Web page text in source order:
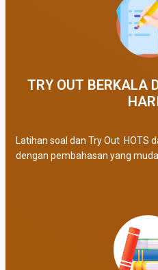
TRY OUT BERKALA
Latihan soal dan Try Out HOTS
dengan pembahasan yang